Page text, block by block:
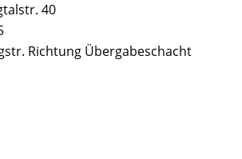
40
Richtung Übergabeschacht